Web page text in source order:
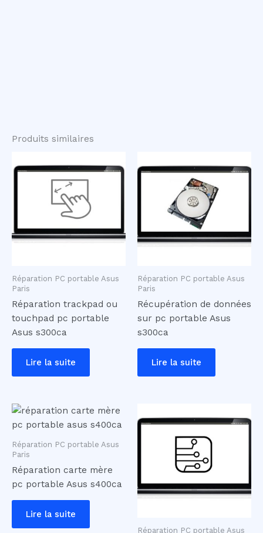
Produits similaires
Réparation PC portable Asus
Paris
Réparation trackpad ou
touchpad pc portable
Asus s300ca
Lire la suite
Réparation PC portable Asus
Paris
Récupération de données
sur pc portable Asus
s300ca
Lire la suite
Réparation PC portable Asus
Paris
Réparation carte mère
pc portable Asus s400ca
Lire la suite
Réparation PC portable Asus